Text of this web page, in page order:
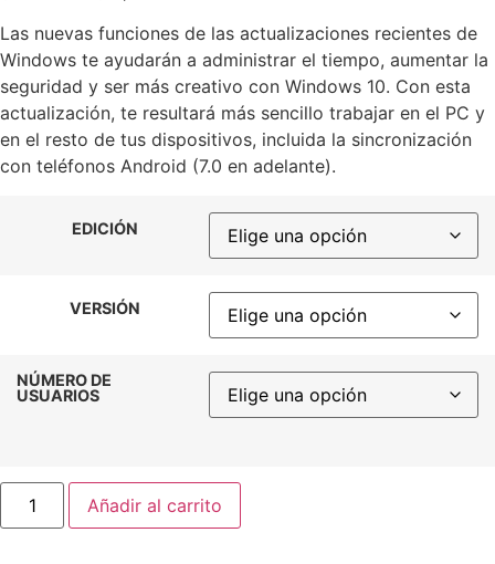
un cliente
Las nuevas funciones de las actualizaciones recientes de
Windows te ayudarán a administrar el tiempo, aumentar la
seguridad y ser más creativo con Windows 10. Con esta
actualización, te resultará más sencillo trabajar en el PC y
en el resto de tus dispositivos, incluida la sincronización
con teléfonos Android (7.0 en adelante).
EDICIÓN
VERSIÓN
NÚMERO DE
USUARIOS
Añadir al carrito